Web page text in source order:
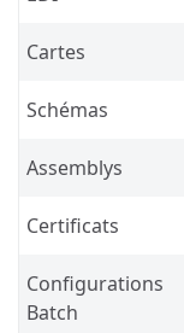
Cartes
Schémas
Assemblys
Certificats
Configurations
Batch